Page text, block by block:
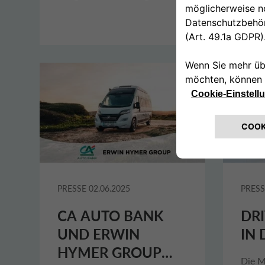
für
PRESSE 02.06.2025
CA AUTO BANK
UND ERWIN
HYMER GROUP
IN
Die